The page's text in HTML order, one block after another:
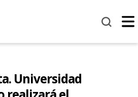
Universidad